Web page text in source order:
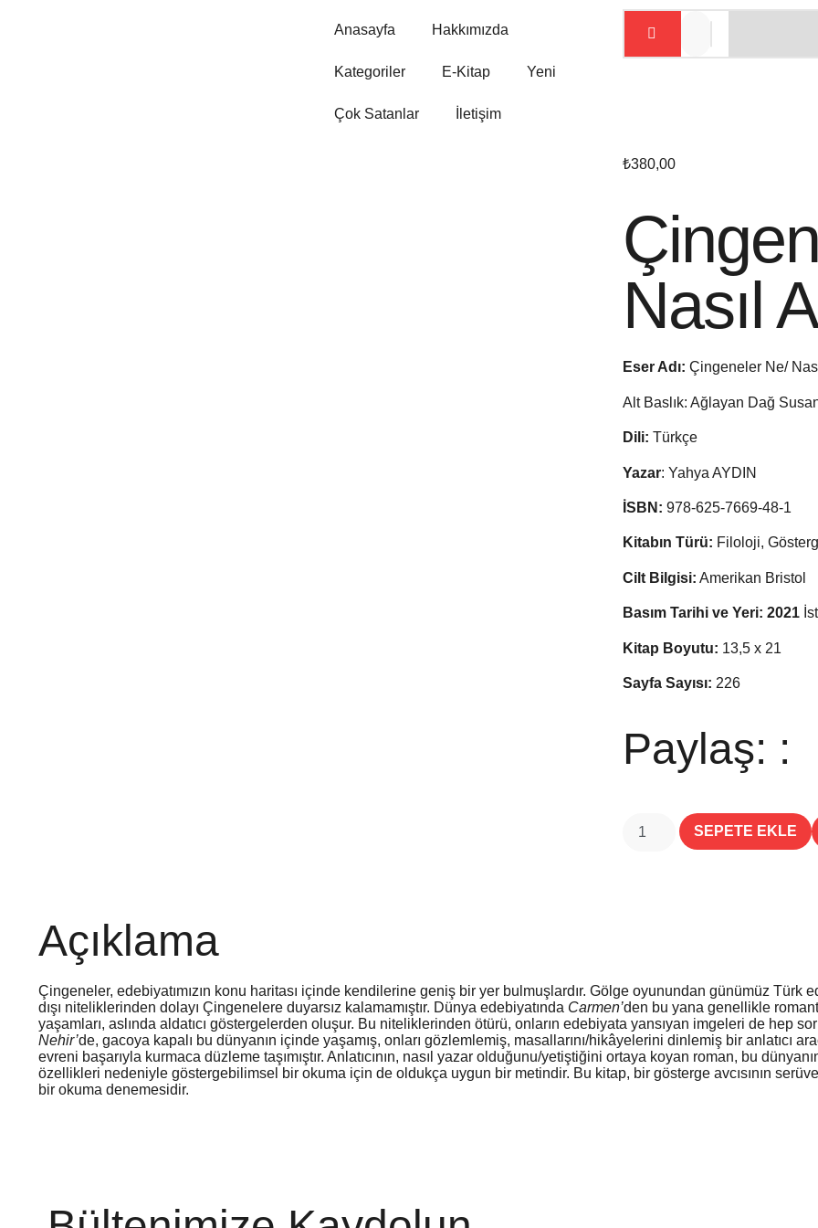
Anasayfa Hakkımızda
Kategoriler E-Kitap Yeni
Çok Satanlar İletişim
₺380,00
Nasıl
Eser Adı: Çingeneler Ne/
Alt Baslık: Ağlayan Dağ
Dili: Türkçe
Yazar: Yahya AYDIN
İSBN: 978-625-7669-48-1
Kitabın Türü: Filoloji,
Cilt Bilgisi: Amerikan Bristol
Basım Tarihi ve Yeri: 2021
Kitap Boyutu: 13,5 x 21
Sayfa Sayısı: 226
Paylaş: :
SEPETE EKLE
Açıklama
Çingeneler, edebiyatımızın konu haritası içinde kendilerine geniş bir yer bulmuşlardır. Gölge oyunundan günümüz Türk
dışı niteliklerinden dolayı Çingenelere duyarsız kalamamıştır. Dünya edebiyatında Carmen’den bu yana genellikle
yaşamları, aslında aldatıcı göstergelerden oluşur. Bu niteliklerinden ötürü, onların edebiyata yansıyan imgeleri de hep
Nehir’de, gacoya kapalı bu dünyanın içinde yaşamış, onları gözlemlemiş, masallarını/hikâyelerini dinlemiş bir anlatıcı
evreni başarıyla kurmaca düzleme taşımıştır. Anlatıcının, nasıl yazar olduğunu/yetiştiğini ortaya koyan roman, bu
özellikleri nedeniyle göstergebilimsel bir okuma için de oldukça uygun bir metindir. Bu kitap, bir gösterge avcısının
bir okuma denemesidir.